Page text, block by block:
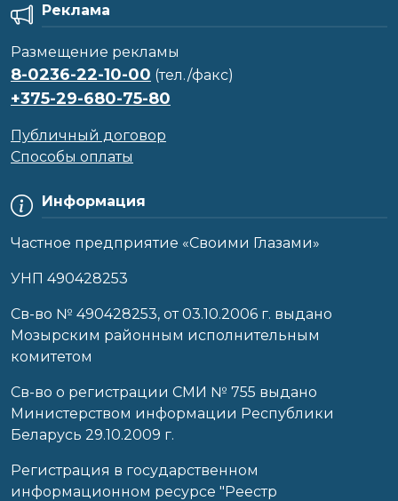
Информация
Частное предприятие «Своими Глазами»
УНП 490428253
Cв-во № 490428253, от 03.10.2006 г. выдано
Мозырским районным исполнительным
комитетом
Св-во о регистрации СМИ № 755 выдано
Министерством информации Республики
Беларусь 29.10.2009 г.
Регистрация в государственном
информационном ресурсе "Реестр
Реклама
Размещение рекламы
8-0236-22-10-00 (тел./факс)
+375-29-680-75-80
Публичный договор
Способы оплаты